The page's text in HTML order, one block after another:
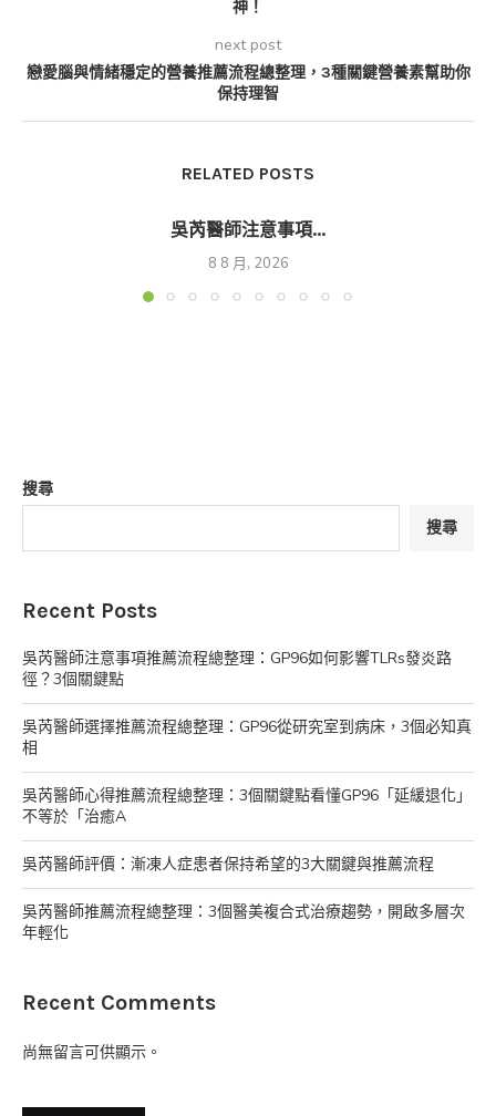
神！
next post
戀愛腦與情緒穩定的營養推薦流程總整理，3種關鍵營養素幫助你
保持理智
RELATED POSTS
吳芮醫師注意事項...
8 8 月, 2026
搜尋
搜尋
Recent Posts
吳芮醫師注意事項推薦流程總整理：GP96如何影響TLRs發炎路
徑？3個關鍵點
吳芮醫師選擇推薦流程總整理：GP96從研究室到病床，3個必知真
相
吳芮醫師心得推薦流程總整理：3個關鍵點看懂GP96「延緩退化」
不等於「治癒A
吳芮醫師評價：漸凍人症患者保持希望的3大關鍵與推薦流程
吳芮醫師推薦流程總整理：3個醫美複合式治療趨勢，開啟多層次
年輕化
Recent Comments
尚無留言可供顯示。